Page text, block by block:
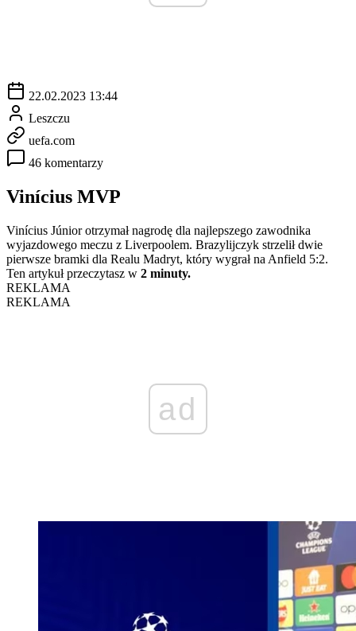
22.02.2023 13:44
Leszczu
uefa.com
46 komentarzy
Vinícius MVP
Vinícius Júnior otrzymał nagrodę dla najlepszego zawodnika
wyjazdowego meczu z Liverpoolem. Brazylijczyk strzelił dwie
pierwsze bramki dla Realu Madryt, który wygrał na Anfield 5:2.
Ten artykuł przeczytasz w 2 minuty.
REKLAMA
REKLAMA
ad